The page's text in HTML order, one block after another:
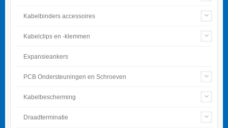
Kabelbinders accessoires
Kabelclips en -klemmen
Expansieankers
PCB Ondersteuningen en Schroeven
Kabelbescherming
Draadterminatie